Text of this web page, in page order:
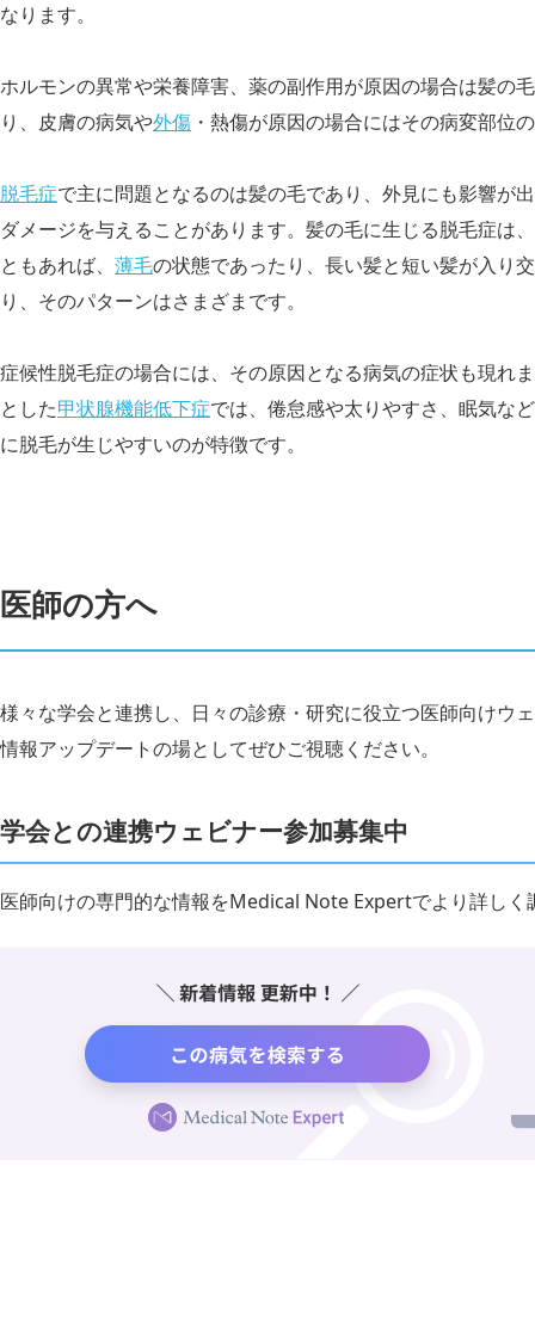
なります。
ホルモンの異常や栄養障害、薬の副作用が原因の場合は髪の
り、皮膚の病気や外傷 ・熱傷が原因の場合にはその病変部位
脱毛症で主に問題となるのは髪の毛であり、外見にも影響が
ダメージを与えることがあります。髪の毛に生じる脱毛症は
ともあれば、 薄毛の状態であったり、長い髪と短い髪が入り
り、そのパターンはさまざまです。
症候性脱毛症の場合には、その原因となる病気の症状も現れ
とした甲状腺機能低下症では、倦怠感や太りやすさ、眠気な
に脱毛が生じやすいのが特徴です。
医師の方へ
様々な学会と連携し、日々の診療・研究に役立つ医師向けウ
情報アップデートの場としてぜひご視聴ください。
学会との連携ウェビナー参加募集中
医師向けの専門的な情報をMedical Note Expertでより詳しく